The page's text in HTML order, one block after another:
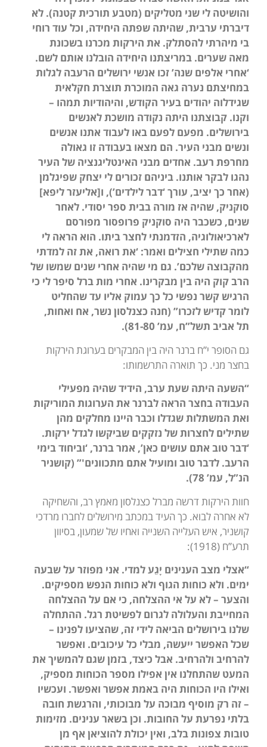
והושיטה לי שני מטליקים (מטבע תורכית קטנה). לא
דיברתי ערבית, שהיתה שפתה היחידה, וכל עוד רוחי
בי מיהרתי להסתלק. את הירקות מכרנו בשכונת
מאה שערים. במריצתנו היחידה הובלנו אותם לשם.
‘אחרי אלפים שנה’ זכו אנשי ירושלים הרעבה לגלות
במחיצתם נערה גאה המוכרת תוצרת חקלאית
שגידלוה יהודים בעיר הקודש, והיהודיות תמהו –
וקנו. קבוצתנו היתה נקודה מושכת לאנשים
בירושלים. מפעם לפעם באו לעבוד אתנו אנשים
ונשים מבני העיר. הם מצאו בעבודה זו גאולה
מחרפת רעב. אחדים מבני האינטליגנציה של העיר
נהגו לבקר אותנו. ביניהם זכורים לי יצחק שפיגלמן
(אחר כך יציב, עורך ‘דבר לילדים’), ו[אליעזר ליפא]
סוקניק, שהיה אז מורה בבית ספר יסודי. לאחר
שנים, כשכבר היה סוקניק פרופסור מפורסם
לארכיאולוגיה, הזדמנתי לחצר ביתו. הוא הראה לי
כמה שתילי חצילים ואמר: ‘את רואה, את זה למדתי
מהקבוצה שלכם’. גם מי שהיה אחרי שנים שמשו של
הרב קוק היה בין מבקרינו. אחרי מות ברל סיפר לי כי
הרגיש קשר נפשי כל כך עמוק אליו עד שהחליט
לומר קדיש לזכרו” (חנה כצנלסון נשר, אח ואחות,
תל אביב תשל”ח, עמ’ 81-80).
גם הסופר י”ח ברנר היה בין המבקרים בערוגת הירקות
בחצר מני. כך תוארה התרשמותו:
“השעה היתה שעת ערב, הידיד שהיה מפעילי
העבודה בחצר הראה לברנר את הערוגות המוריקות
ואת המשתלות שגדלו וכבר היינו מחלקים מהן
שתילים לחצרות של נזקקים שביקשו לגדל ירקות.
‘דבר טוב אתם עושים כאן’, אמר ברנר, ‘וביחוד בימי
הרעב. לדבר טוב ומועיל אתם מתכוונים'” (קושניר
הנ”ל, עמ’ 78).
חוות הירקות דרשה מברל כצנלסון מאמץ רב, והשחיקה
לא אחרה לבוא. כך העיד במכתב מירושלים לחברו מרדכי
קושניר, איש העלייה השנייה ואחיו של שמעון, בסיוון
תרע”ח (1918):
“אצלי מצב הענינים יָגֵע למדי. אני מפוזר על שבעה
ימים. ולא כוחות הגוף ולא כוחות הנפש מספיקים.
והצער – לא על אי ההצלחה, כי אם על ההצלחה
המחייבת והעלולה לגרום לפשיטת רגל. ההתחלה
שלנו בירושלים הביאה לידי זה, שהציעו לפנינו –
שכל האפשר ייעשה, מבלי כל עיכובים. ואפשר
להרחיב ולהרחיב. אבל כיצד, בזמן שגם להמשיך את
המעט שהתחלנו אין אפילו מספר הכוחות מספיק,
ואילו היו הכוחות היה באמת אפשר ואפשר. ועכשיו
– זה רק מוסיף מבוכה על מבוכותי, והרגשת חובה
בלתי נפרעת על החובות. וכן בשאר ענינים. מזימות
טובות צפונות בלב, ואין יכולת להוציאן אף מן